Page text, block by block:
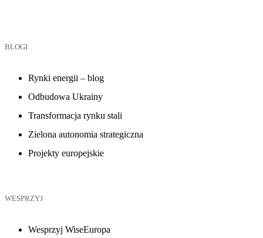
BLOGI
Rynki energii – blog
Odbudowa Ukrainy
Transformacja rynku stali
Zielona autonomia strategiczna
Projekty europejskie
WESPRZYJ
Wesprzyj WiseEuropa